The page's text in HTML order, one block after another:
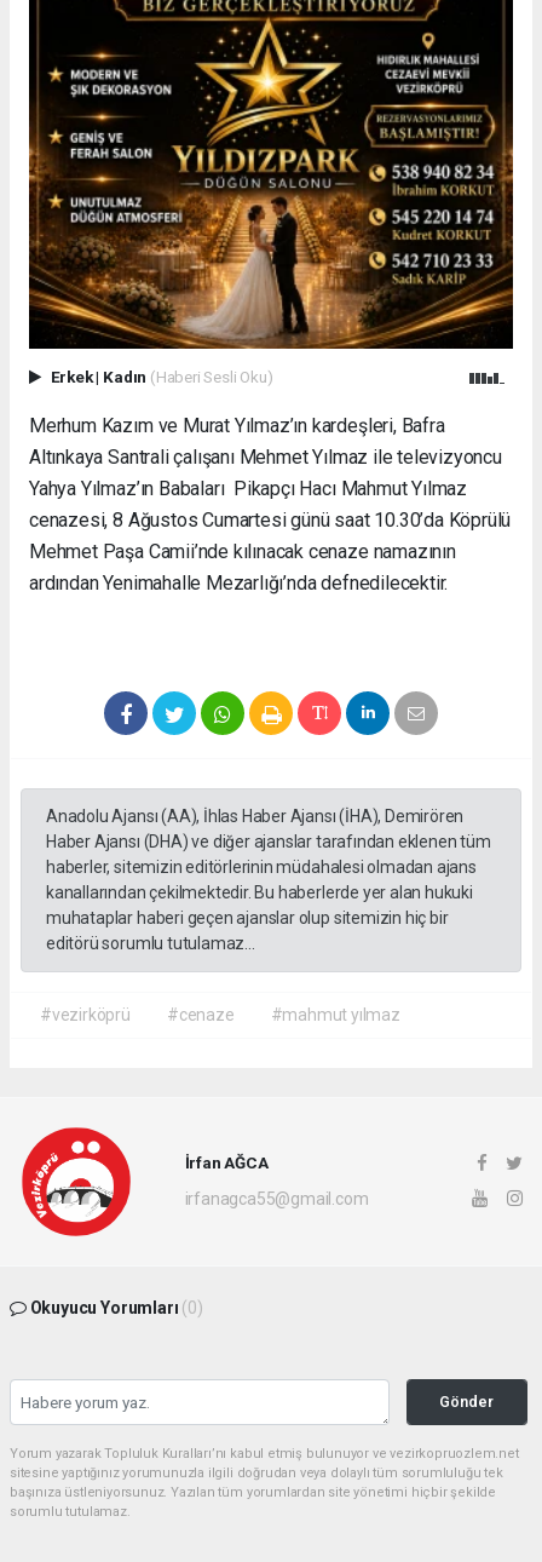
Erkek| Kadın (Haberi Sesli Oku)
Merhum Kazım ve Murat Yılmaz’ın kardeşleri, Bafra
Altınkaya Santrali çalışanı Mehmet Yılmaz ile televizyoncu
Yahya Yılmaz’ın Babaları Pikapçı Hacı Mahmut Yılmaz
cenazesi, 8 Ağustos Cumartesi günü saat 10.30’da Köprülü
Mehmet Paşa Camii’nde kılınacak cenaze namazının
ardından Yenimahalle Mezarlığı’nda defnedilecektir.
Anadolu Ajansı (AA), İhlas Haber Ajansı (İHA), Demirören
Haber Ajansı (DHA) ve diğer ajanslar tarafından eklenen tüm
haberler, sitemizin editörlerinin müdahalesi olmadan ajans
kanallarından çekilmektedir. Bu haberlerde yer alan hukuki
muhataplar haberi geçen ajanslar olup sitemizin hiç bir
editörü sorumlu tutulamaz...
#vezirköprü #cenaze #mahmut yılmaz
İrfan AĞCA
irfanagca55@gmail.com
Okuyucu Yorumları (0)
Gönder
Yorum yazarak Topluluk Kuralları’nı kabul etmiş bulunuyor ve vezirkopruozlem.net
sitesine yaptığınız yorumunuzla ilgili doğrudan veya dolaylı tüm sorumluluğu tek
başınıza üstleniyorsunuz. Yazılan tüm yorumlardan site yönetimi hiçbir şekilde
sorumlu tutulamaz.